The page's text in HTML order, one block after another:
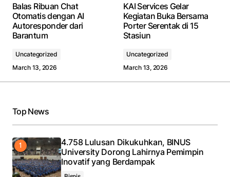
Balas Ribuan Chat
Otomatis dengan AI
Autoresponder dari
Barantum
Uncategorized
March 13, 2026
KAI Services Gelar
Kegiatan Buka Bersama
Porter Serentak di 15
Stasiun
Uncategorized
March 13, 2026
Top News
4.758 Lulusan Dikukuhkan, BINUS
University Dorong Lahirnya Pemimpin
Inovatif yang Berdampak